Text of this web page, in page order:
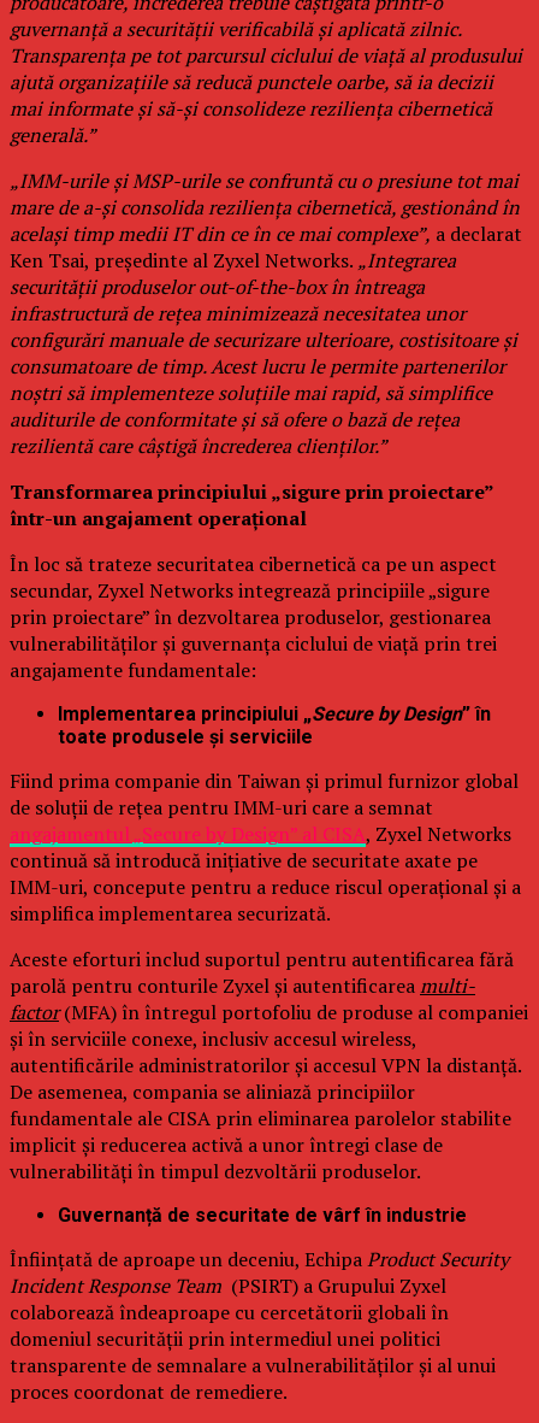
guvernanță a securității verificabilă și aplicată zilnic.
Transparența pe tot parcursul ciclului de viață al produsului
ajută organizațiile să reducă punctele oarbe, să ia decizii
mai informate și să-și consolideze reziliența cibernetică
generală.”
„IMM-urile și MSP-urile se confruntă cu o presiune tot mai
mare de a-și consolida reziliența cibernetică, gestionând în
același timp medii IT din ce în ce mai complexe”, a declarat
Ken Tsai, președinte al Zyxel Networks. „Integrarea
securității produselor out-of-the-box în întreaga
infrastructură de rețea minimizează necesitatea unor
configurări manuale de securizare ulterioare, costisitoare și
consumatoare de timp. Acest lucru le permite partenerilor
noștri să implementeze soluțiile mai rapid, să simplifice
auditurile de conformitate și să ofere o bază de rețea
rezilientă care câștigă încrederea clienților.”
Transformarea principiului „sigure prin proiectare”
într-un angajament operațional
În loc să trateze securitatea cibernetică ca pe un aspect
secundar, Zyxel Networks integrează principiile „sigure
prin proiectare” în dezvoltarea produselor, gestionarea
vulnerabilităților și guvernanța ciclului de viață prin trei
angajamente fundamentale:
Implementarea principiului „Secure by Design” în
toate produsele și serviciile
Fiind prima companie din Taiwan și primul furnizor global
de soluții de rețea pentru IMM-uri care a semnat
angajamentul „Secure by Design” al CISA, Zyxel Networks
continuă să introducă inițiative de securitate axate pe
IMM-uri, concepute pentru a reduce riscul operațional și a
simplifica implementarea securizată.
Aceste eforturi includ suportul pentru autentificarea fără
parolă pentru conturile Zyxel și autentificareamulti-
factor(MFA) în întregul portofoliu de produse al companiei
și în serviciile conexe, inclusiv accesul wireless,
autentificările administratorilor și accesul VPN la distanță.
De asemenea, compania se aliniază principiilor
fundamentale ale CISA prin eliminarea parolelor stabilite
implicit și reducerea activă a unor întregi clase de
vulnerabilități în timpul dezvoltării produselor.
Guvernanță de securitate de vârf în industrie
Înființată de aproape un deceniu, EchipaProduct Security
Incident Response Team (PSIRT) a Grupului Zyxel
colaborează îndeaproape cu cercetătorii globali în
domeniul securității prin intermediul unei politici
transparente de semnalare a vulnerabilităților și al unui
proces coordonat de remediere.